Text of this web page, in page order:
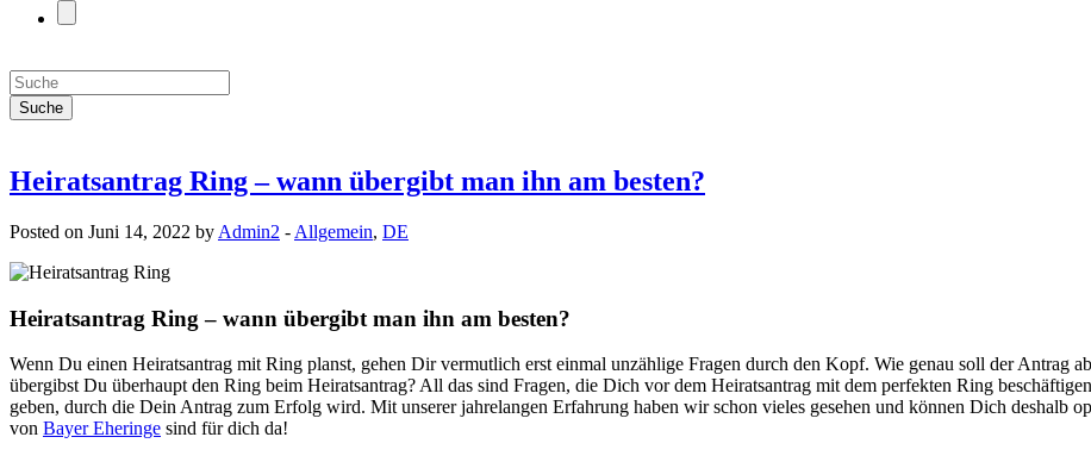
Heiratsantrag Ring – wann übergibt man ihn am besten?
Posted on Juni 14, 2022 by Admin2 - Allgemein, DE
Heiratsantrag Ring – wann übergibt man ihn am besten?
Wenn Du einen Heiratsantrag mit Ring planst, gehen Dir vermutlich erst einmal unzählige Fragen durch den Kopf. Wie genau soll der Antrag
übergibst Du überhaupt den Ring beim Heiratsantrag? All das sind Fragen, die Dich vor dem Heiratsantrag mit dem perfekten Ring
geben, durch die Dein Antrag zum Erfolg wird. Mit unserer jahrelangen Erfahrung haben wir schon vieles gesehen und können Dich deshalb
von Bayer Eheringe sind für dich da!